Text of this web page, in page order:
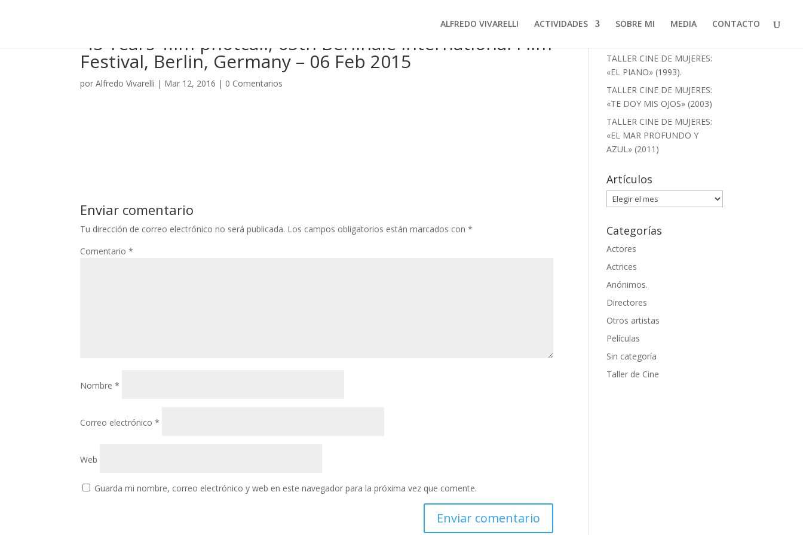
ALFREDO VIVARELLI ACTIVIDADES SOBRE MI MEDIA CONTACTO
’45 Years’ film photcall, 65th Berlinale International Film
Festival, Berlin, Germany – 06 Feb 2015
porAlfredo Vivarelli | Mar 12, 2016 | 0 Comentarios
Enviar comentario
Tu dirección de correo electrónico no será publicada. Los campos obligatorios están marcados con*
Comentario*
Nombre*
Correo electrónico*
Web
Guarda mi nombre, correo electrónico y web en este navegador para la próxima vez que comente.
TALLER CINE DE MUJERES:
«EL PIANO» (1993).
TALLER CINE DE MUJERES:
«TE DOY MIS OJOS» (2003)
TALLER CINE DE MUJERES:
«EL MAR PROFUNDO Y
AZUL» (2011)
Artículos
Artículos
Categorías
Actores
Actrices
Anónimos.
Directores
Otros artistas
Películas
Sin categoría
Taller de Cine